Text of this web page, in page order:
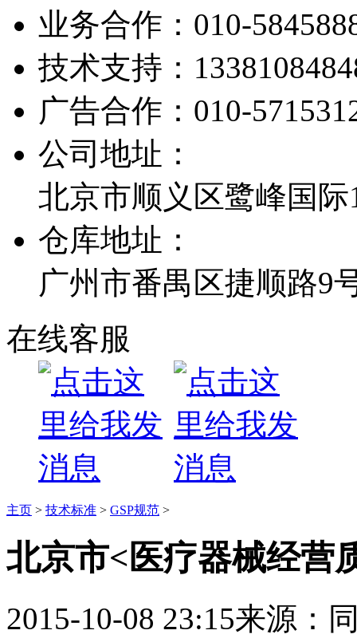
业务合作： 010-
技术支持：
广告合作： 010-
公司地址：
北京市顺义区鹭峰国际
仓库地址：
广州市番禺区捷顺路9
在线客服
主页 > 技术标准 > GSP规范 >
北京市<医疗器械经营
2015-10-08 23:15来源：